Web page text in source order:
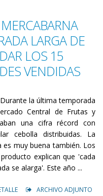
LARGA DE
LOS 15
VENDIDAS
la última temporada
Central de Frutas y
una cifra récord con
cebolla distribuidas. La
muy buena también. Los
explican que 'cada
se alarga'. Este año ...
ARCHIVO ADJUNTO